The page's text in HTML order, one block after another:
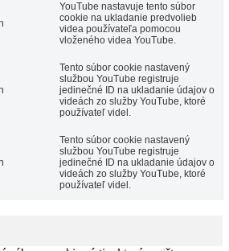
YouTube nastavuje tento súbor
cookie na ukladanie predvolieb
videa používateľa pomocou
vloženého videa YouTube.
Tento súbor cookie nastavený
službou YouTube registruje
jedinečné ID na ukladanie údajov o
videách zo služby YouTube, ktoré
používateľ videl.
Tento súbor cookie nastavený
službou YouTube registruje
jedinečné ID na ukladanie údajov o
videách zo služby YouTube, ktoré
používateľ videl.